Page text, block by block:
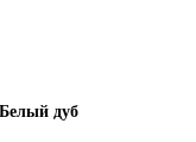
дуб